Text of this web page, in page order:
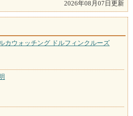
2026年08月07日更新
カウォッチング ドルフィンクルーズ